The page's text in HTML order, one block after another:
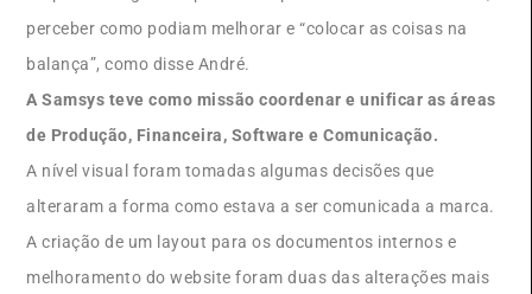
perceber como podiam melhorar e “colocar as coisas na
balança”, como disse André.
A Samsys teve como missão coordenar e unificar as áreas
de Produção, Financeira, Software e Comunicação.
A nível visual foram tomadas algumas decisões que
alteraram a forma como estava a ser comunicada a marca.
A criação de um layout para os documentos internos e
melhoramento do website foram duas das alterações mais